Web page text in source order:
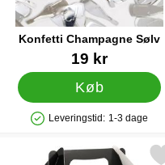
Konfetti Champagne Sølv
Varenr 4102819 kr
Køb
Produkttilgængelighed: På
Leveringstid: 1-3 dage
Markér festboks